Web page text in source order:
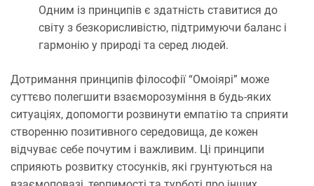
Одним із принципів є здатність ставитися до
світу з безкорисливістю, підтримуючи баланс і
гармонію у природі та серед людей.
Дотримання принципів філософії “Омоіярі” може
суттєво полегшити взаєморозуміння в будь-яких
ситуаціях, допомогти розвинути емпатію та сприяти
створенню позитивного середовища, де кожен
відчуває себе почутим і важливим. Ці принципи
сприяють розвитку стосунків, які грунтуються на